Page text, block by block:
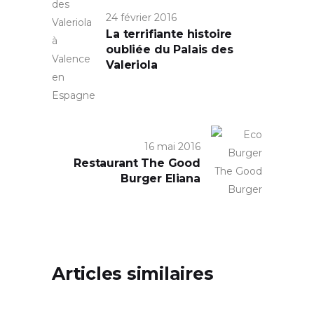
24 février 2016
La terrifiante histoire
oubliée du Palais des
Valeriola
16 mai 2016
Restaurant The Good
Burger Eliana
Articles similaires